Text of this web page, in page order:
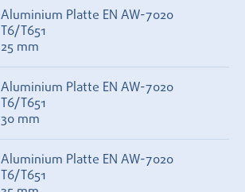
Aluminium Platte EN AW-7020
T6/T651
25 mm
Aluminium Platte EN AW-7020
T6/T651
30 mm
Aluminium Platte EN AW-7020
T6/T651